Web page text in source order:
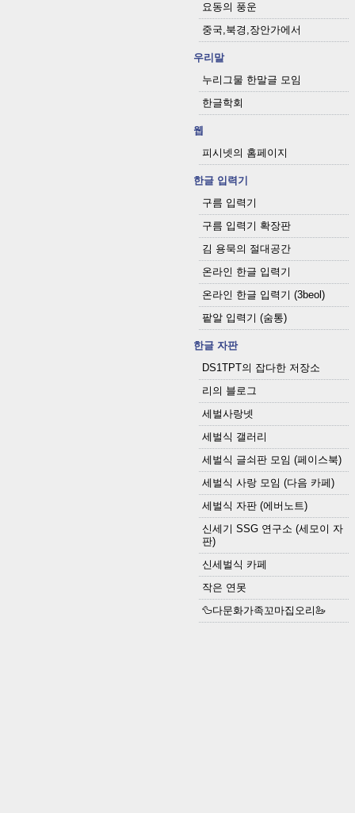
요동의 풍운
중국,북경,장안가에서
우리말
누리그물 한말글 모임
한글학회
웹
피시넷의 홈페이지
한글 입력기
구름 입력기
구름 입력기 확장판
김 용묵의 절대공간
온라인 한글 입력기
온라인 한글 입력기 (3beol)
팥알 입력기 (숨통)
한글 자판
DS1TPT의 잡다한 저장소
리의 블로그
세벌사랑넷
세벌식 갤러리
세벌식 글쇠판 모임 (페이스북)
세벌식 사랑 모임 (다음 카페)
세벌식 자판 (에버노트)
신세기 SSG 연구소 (세모이 자
판)
신세벌식 카페
작은 연못
🦆다문화가족꼬마집오리🦢